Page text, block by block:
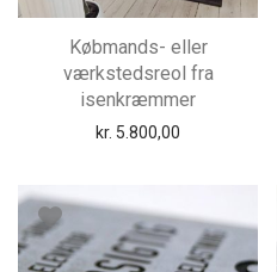
Købmands- eller
værkstedsreol fra
isenkræmmer
kr. 5.800,00